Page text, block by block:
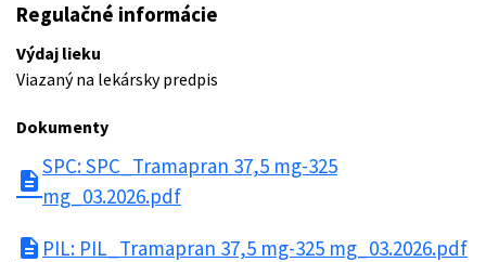
Regulačné informácie
Výdaj lieku
Viazaný na lekársky predpis
Dokumenty
description
SPC: SPC_Tramapran 37,5 mg-325
mg_03.2026.pdf
description PIL: PIL_Tramapran 37,5 mg-325 mg_03.2026.pdf